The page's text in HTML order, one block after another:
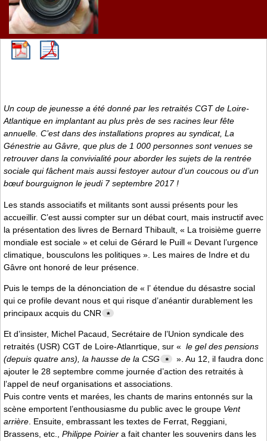
Un coup de jeunesse a été donné par les retraités CGT de Loire-
Atlantique en implantant au plus près de ses racines leur fête
annuelle. C’est dans des installations propres au syndicat, La
Génestrie au Gâvre, que plus de 1 000 personnes sont venues se
retrouver dans la convivialité pour aborder les sujets de la rentrée
sociale qui fâchent mais aussi festoyer autour d’un coucous ou d’un
bœuf bourguignon le jeudi 7 septembre 2017 !
Les stands associatifs et militants sont aussi présents pour les
accueillir. C’est aussi compter sur un débat court, mais instructif avec
la présentation des livres de Bernard Thibault, « La troisième guerre
mondiale est sociale » et celui de Gérard le Puill « Devant l’urgence
climatique, bousculons les politiques ». Les maires de Indre et du
Gâvre ont honoré de leur présence.
Puis le temps de la dénonciation de « l’ étendue du désastre social
qui ce profile devant nous et qui risque d’anéantir durablement les
principaux acquis du CNR
*
Et d’insister, Michel Pacaud, Secrétaire de l’Union syndicale des
retraités (USR) CGT de Loire-Atlanrtique, sur « le gel des pensions
(depuis quatre ans), la hausse de la CSG *
». Au 12, il faudra donc
ajouter le 28 septembre comme journée d’action des retraités à
l’appel de neuf organisations et associations.
Puis contre vents et marées, les chants de marins entonnés sur la
scène emportent l’enthousiasme du public avec le groupe Vent
arrière. Ensuite, embrassant les textes de Ferrat, Reggiani,
Brassens, etc., Philippe Poirier a fait chanter les souvenirs dans les